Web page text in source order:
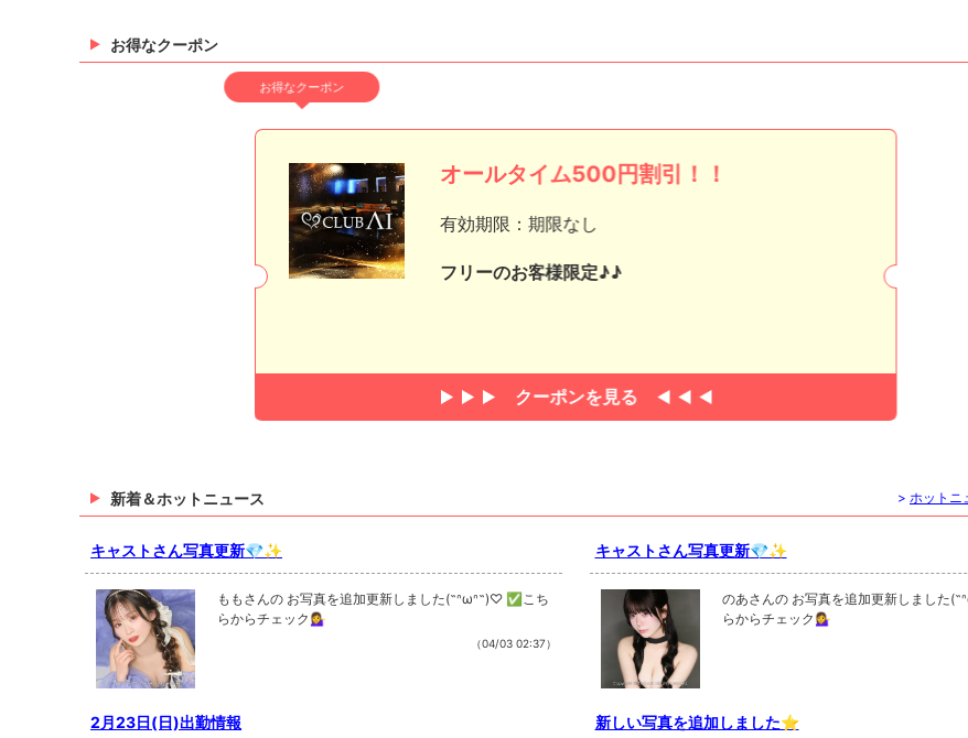
お得なクーポン
お得なクーポン
オールタイム500円割引！！
有効期限：期限なし
フリーのお客様限定♪♪
クーポンを見る
新着＆ホットニュース > ホットニ
キャストさん写真更新💎✨
ももさんの お写真を追加更新しました(˶ᐢωᐢ˶)♡ ✅こち
らからチェック💁‍♀️
（04/03 02:37）
キャストさん写真更新💎✨
のあさんの お写真を追加更新しました
らからチェック💁‍♀️
2月23日(日)出勤情報 新しい写真を追加しました⭐️